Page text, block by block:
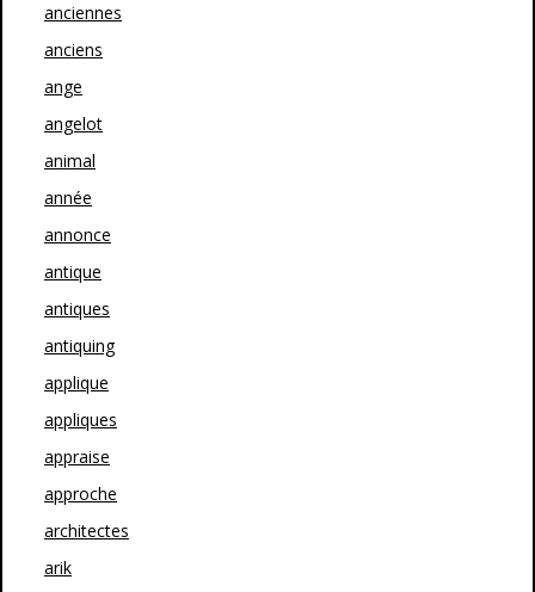
anciennes
anciens
ange
angelot
animal
année
annonce
antique
antiques
antiquing
applique
appliques
appraise
approche
architectes
arik